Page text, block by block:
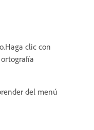
clic con
del menú